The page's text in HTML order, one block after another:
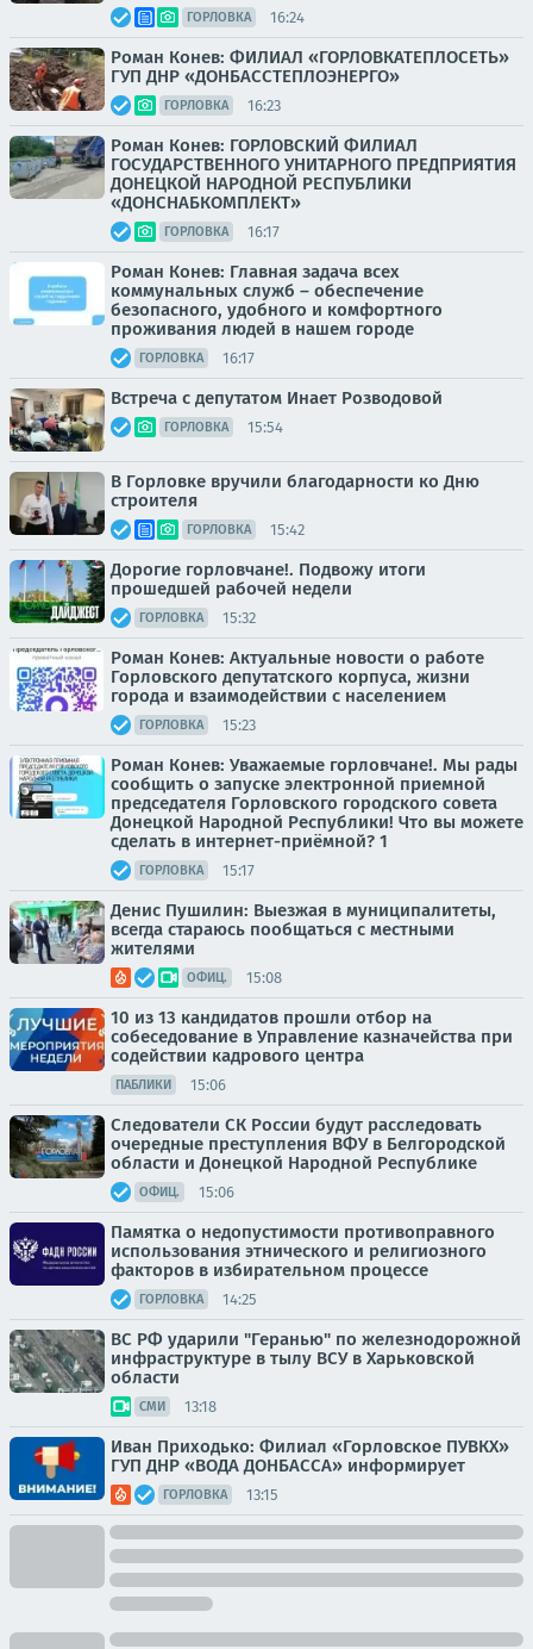
ГОРЛОВКА 16:24
Роман Конев: ФИЛИАЛ «ГОРЛОВКАТЕПЛОСЕТЬ»
ГУП ДНР «ДОНБАССТЕПЛОЭНЕРГО»
ГОРЛОВКА 16:23
Роман Конев: ГОРЛОВСКИЙ ФИЛИАЛ
ГОСУДАРСТВЕННОГО УНИТАРНОГО ПРЕДПРИЯТИЯ
ДОНЕЦКОЙ НАРОДНОЙ РЕСПУБЛИКИ
«ДОНСНАБКОМПЛЕКТ»
ГОРЛОВКА 16:17
Роман Конев: Главная задача всех
коммунальных служб – обеспечение
безопасного, удобного и комфортного
проживания людей в нашем городе
ГОРЛОВКА 16:17
Встреча с депутатом Инает Розводовой
ГОРЛОВКА 15:54
В Горловке вручили благодарности ко Дню
строителя
ГОРЛОВКА 15:42
Дорогие горловчане!. Подвожу итоги
прошедшей рабочей недели
ГОРЛОВКА 15:32
Роман Конев: Актуальные новости о работе
Горловского депутатского корпуса, жизни
города и взаимодействии с населением
ГОРЛОВКА 15:23
Роман Конев: Уважаемые горловчане!. Мы рады
сообщить о запуске электронной приемной
председателя Горловского городского совета
Донецкой Народной Республики! Что вы можете
сделать в интернет-приёмной? 1
ГОРЛОВКА 15:17
Денис Пушилин: Выезжая в муниципалитеты,
всегда стараюсь пообщаться с местными
жителями
ОФИЦ. 15:08
10 из 13 кандидатов прошли отбор на
собеседование в Управление казначейства при
содействии кадрового центра
ПАБЛИКИ 15:06
Следователи СК России будут расследовать
очередные преступления ВФУ в Белгородской
области и Донецкой Народной Республике
ОФИЦ. 15:06
Памятка о недопустимости противоправного
использования этнического и религиозного
факторов в избирательном процессе
ГОРЛОВКА 14:25
ВС РФ ударили "Геранью" по железнодорожной
инфраструктуре в тылу ВСУ в Харьковской
области
СМИ 13:18
Иван Приходько: Филиал «Горловское ПУВКХ»
ГУП ДНР «ВОДА ДОНБАССА» информирует
ГОРЛОВКА 13:15